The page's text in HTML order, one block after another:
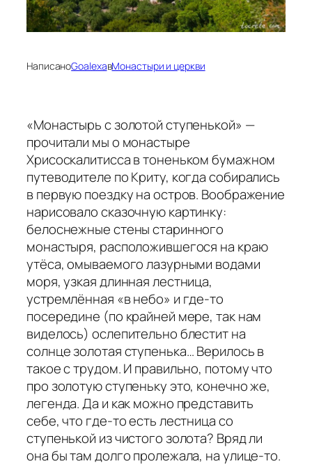
НаписаноGoalexaвМонастыри и церкви
«Монастырь с золотой ступенькой» —
прочитали мы о монастыре
Хрисоскалитисса в тоненьком бумажном
путеводителе по Криту, когда собирались
в первую поездку на остров. Воображение
нарисовало сказочную картинку:
белоснежные стены старинного
монастыря, расположившегося на краю
утёса, омываемого лазурными водами
моря, узкая длинная лестница,
устремлённая «в небо» и где-то
посередине (по крайней мере, так нам
виделось) ослепительно блестит на
солнце золотая ступенька… Верилось в
такое с трудом. И правильно, потому что
про золотую ступеньку это, конечно же,
легенда. Да и как можно представить
себе, что где-то есть лестница со
ступенькой из чистого золота? Вряд ли
она бы там долго пролежала, на улице-то.